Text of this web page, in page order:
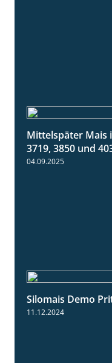
Mittelspäter Mais
3719, 3850 und
04.09.2025
Silomais Demo
11.12.2024